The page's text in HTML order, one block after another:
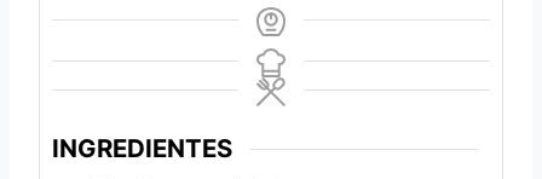
INGREDIENTES